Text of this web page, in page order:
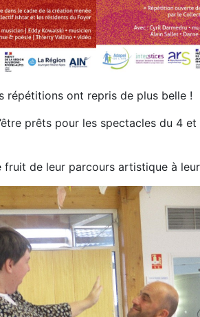
répétitions ont repris de plus belle !
prêts pour les spectacles du 4
de leur parcours artistique à